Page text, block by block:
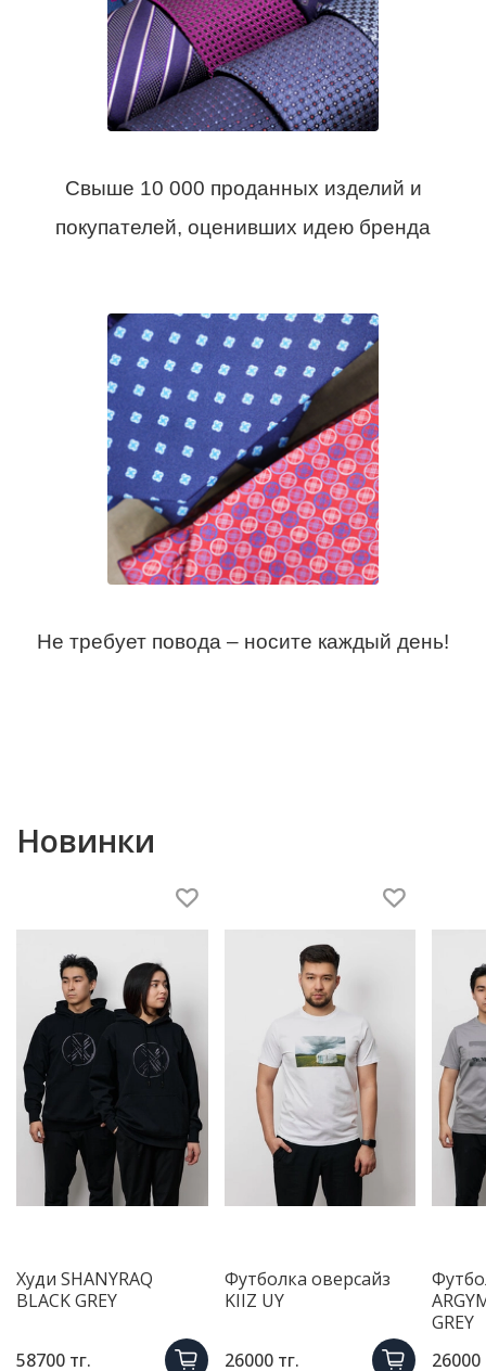
Свыше 10 000 проданных изделий и
покупателей, оценивших идею бренда
Не требует повода – носите каждый день!
Новинки
Худи SHANYRAQ
BLACK GREY
58700 тг.
Футболка оверсайз
KIIZ UY
26000 тг.
GREY
26000